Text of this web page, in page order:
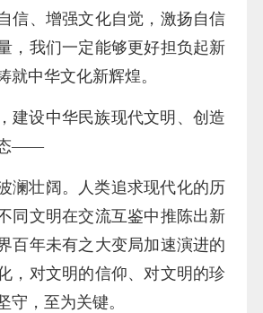
信、增强文化自觉，激扬自信
，我们一定能够更好担负起新
就中华文化新辉煌。
建设中华民族现代文明、创造
态——
澜壮阔。人类追求现代化的历
同文明在交流互鉴中推陈出新
百年未有之大变局加速演进的
，对文明的信仰、对文明的珍
守，至为关键。